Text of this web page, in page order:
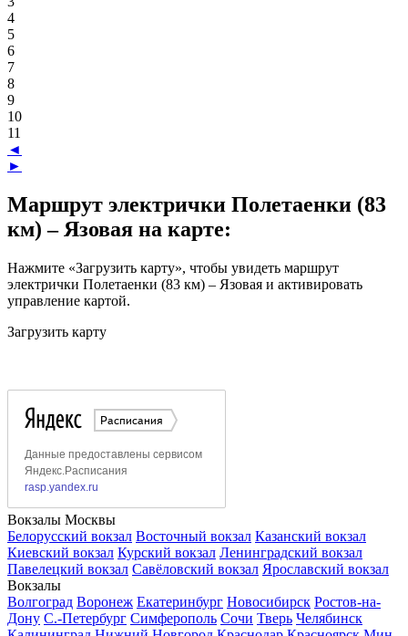
4
5
6
7
8
9
10
11
◄
►
Маршрут электрички Полетаенки (83
км) – Язовая на карте:
Нажмите «Загрузить карту», чтобы увидеть маршрут
электрички Полетаенки (83 км) – Язовая и активировать
управление картой.
Загрузить карту
Вокзалы Москвы
Белорусский вокзал Восточный вокзал Казанский вокзал
Киевский вокзал Курский вокзал Ленинградский вокзал
Павелецкий вокзал Савёловский вокзал Ярославский вокзал
Вокзалы
Волгоград Воронеж Екатеринбург Новосибирск Ростов-на-
Дону С.-Петербург Симферополь Сочи Тверь Челябинск